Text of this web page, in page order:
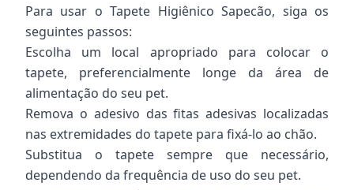
Para usar o Tapete Higiênico Sapecão, siga os
seguintes passos:
Escolha um local apropriado para colocar o
tapete, preferencialmente longe da área de
alimentação do seu pet.
Remova o adesivo das fitas adesivas localizadas
nas extremidades do tapete para fixá-lo ao chão.
Substitua o tapete sempre que necessário,
dependendo da frequência de uso do seu pet.